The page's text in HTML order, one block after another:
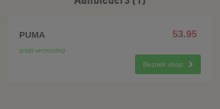
PUMA 53.95
gratis verzending
Bezoek shop